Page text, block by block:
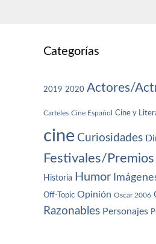
Categorías
2019 2020 Actores/
Carteles Cine Español Cine y
cine Curiosidades
Festivales/Premios
Historia Humor
Off-Topic Opinión Oscar 2006
Razonables Personajes